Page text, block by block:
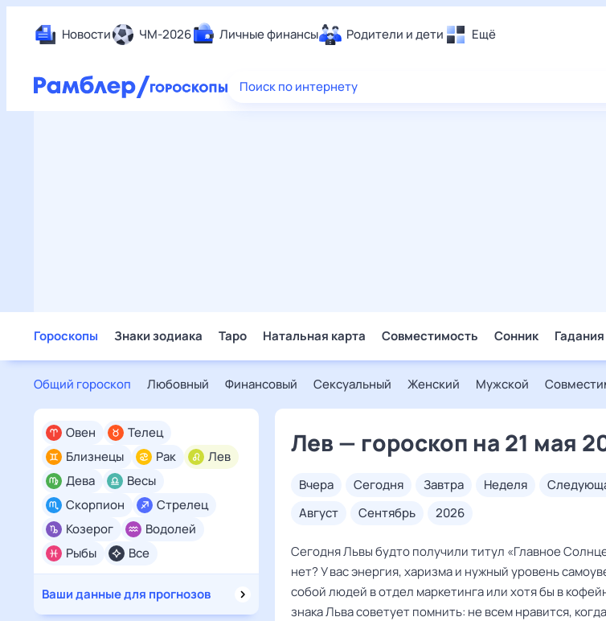
Новости ЧМ-2026 Личные финансы Родители и дети Ещё
Еда
Поиск по интернету
Гороскопы Знаки зодиака Таро Натальная карта Совместимость Сонник Гадания
Общий гороскоп Любовный Финансовый Сексуальный Женский Мужской
Все
Овен
Телец
Близнецы
Рак
Лев
Дева
Весы
Скорпион
Стрелец
Козерог
Водолей
Рыбы
Ваши данные для прогнозов
Лев — гороскоп на 21 мая
вчера сегодня завтра неделя
август
сентябрь 2026
Сегодня Львы будто получили титул «Главное
нет? У вас энергия, харизма и нужный уровень
собой людей в отдел маркетинга или хотя бы в
знака Льва советует помнить: не всем нравится,